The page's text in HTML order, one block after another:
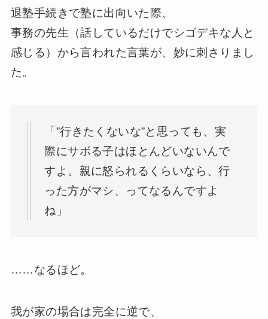
退塾手続きで塾に出向いた際、
事務の先生（話しているだけでシゴデキな人と
感じる）から言われた言葉が、妙に刺さりまし
た。
「”行きたくないな”と思っても、実
際にサボる子はほとんどいないんで
すよ。親に怒られるくらいなら、行
った方がマシ、ってなるんですよ
ね」
……なるほど。
我が家の場合は完全に逆で、